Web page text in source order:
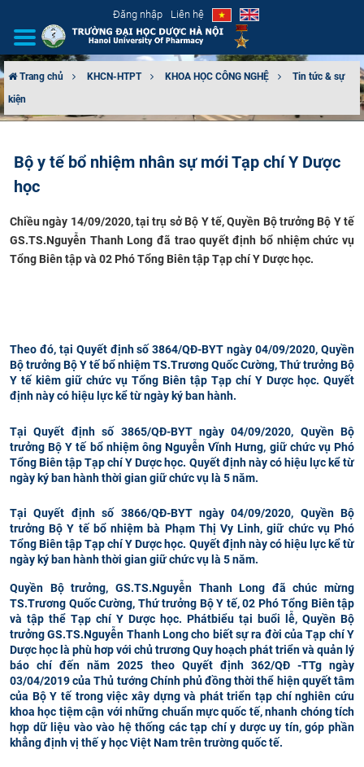
Đăng nhập Liên hệ
GIỚI THIỆU
TUYỂN SINH
ĐÀO TẠO
ĐẢM BẢO CHẤT LƯỢNG
HTQT
CỰU NGƯỜI HỌC
Trang chủ KHCN-HTPT KHOA HỌC CÔNG NGHỆ
Tin tức & sự
kiện
Bộ y tế bổ nhiệm nhân sự mới Tạp chí Y Dược
học
Chiều ngày 14/09/2020, tại trụ sở Bộ Y tế, Quyền Bộ trưởng Bộ Y tế
GS.TS.Nguyễn Thanh Long đã trao quyết định bổ nhiệm chức vụ
Tổng Biên tập và 02 Phó Tổng Biên tập Tạp chí Y Dược học.
Theo đó, tại Quyết định số 3864/QĐ-BYT ngày 04/09/2020, Quyền
Bộ trưởng Bộ Y tế bổ nhiệm TS.Trương Quốc Cường, Thứ trưởng Bộ
Y tế kiêm giữ chức vụ Tổng Biên tập Tạp chí Y Dược học. Quyết
định này có hiệu lực kể từ ngày ký ban hành.
Tại Quyết định số 3865/QĐ-BYT ngày 04/09/2020, Quyền Bộ
trưởng Bộ Y tế bổ nhiệm ông Nguyễn Vĩnh Hưng, giữ chức vụ Phó
Tổng Biên tập Tạp chí Y Dược học. Quyết định này có hiệu lực kể từ
ngày ký ban hành thời gian giữ chức vụ là 5 năm.
Tại Quyết định số 3866/QĐ-BYT ngày 04/09/2020, Quyền Bộ
trưởng Bộ Y tế bổ nhiệm bà Phạm Thị Vy Linh, giữ chức vụ Phó
Tổng Biên tập Tạp chí Y Dược học. Quyết định này có hiệu lực kể từ
ngày ký ban hành thời gian giữ chức vụ là 5 năm.
Quyền Bộ trưởng, GS.TS.Nguyễn Thanh Long đã chúc mừng
TS.Trương Quốc Cường, Thứ trưởng Bộ Y tế, 02 Phó Tổng Biên tập
và tập thể Tạp chí Y Dược học. Phátbiểu tại buổi lễ, Quyền Bộ
trưởng GS.TS.Nguyễn Thanh Long cho biết sự ra đời của Tạp chí Y
Dược học là phù hơp với chủ trương Quy hoạch phát triển và quản lý
báo chí đến năm 2025 theo Quyết định 362/QĐ -TTg ngày
03/04/2019 của Thủ tướng Chính phủ đồng thời thể hiện quyết tâm
của Bộ Y tế trong việc xây dựng và phát triển tạp chí nghiên cứu
khoa học tiệm cận với những chuẩn mực quốc tế, nhanh chóng tích
hợp dữ liệu vào vào hệ thống các tạp chí y dược uy tín, góp phần
khẳng định vị thế y học Việt Nam trên trường quốc tế.